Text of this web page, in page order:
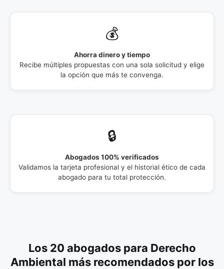
💰
Ahorra dinero y tiempo
Recibe múltiples propuestas con una sola solicitud y elige
la opción que más te convenga.
🔒
Abogados 100% verificados
Validamos la tarjeta profesional y el historial ético de cada
abogado para tu total protección.
Los 20 abogados para Derecho
Ambiental más recomendados por los